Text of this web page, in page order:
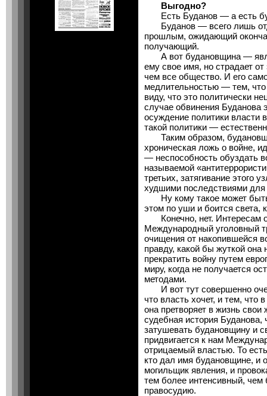
Выгодно?
Есть Буданов — а есть
Буданов — всего лишь
прошлым, ожидающий
получающий.
А вот будановщина —
ему свое имя, но страдает
чем все общество. И его
медлительностью — тем, что
виду, что это политически
случае обвинения Буданова
осуждение политики власти
такой политики —
Таким образом,
хроническая ложь о войне,
— неспособность обуздать
называемой
третьих, затягивание этого
худшими последствиями
Ну кому такое может быть
этом по уши и боится
Конечно, нет. Интересам
Международный уголовный
очищения от накопившейся
правду, какой бы жуткой
прекратить войну путем
миру, когда не получается
методами.
И вот тут совершенно
что власть хочет, и тем, что
она претворяет в жизнь
судебная история
затушевать будановщину и
придвигается к нам
отрицаемый властью. То
кто дал имя будановщине, и
могильщик явления, и
тем более интенсивный, чем
правосудию.